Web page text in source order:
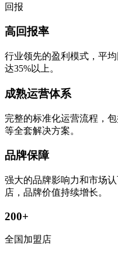
回报
高回报率
行业领先的盈利模式，平
达35%以上。
成熟运营体系
完整的标准化运营流程，
等全套解决方案。
品牌保障
强大的品牌影响力和市场
店，品牌价值持续增长。
200+
全国加盟店